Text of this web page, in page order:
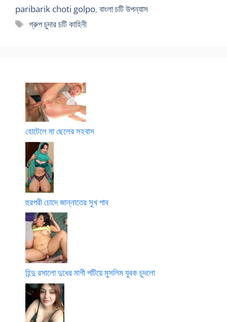
paribarik choti golpo, বাংলা চটি উপন্যাস
Tags
গ্রুপ চুদার চটি কাহিনী
হোটেলে মা ছেলের সহবাস
হুরপরী চোদে জান্নাতের সুখ পাব
হিন্দু রসালো দুধের মাগী পটিয়ে মুসলিম যুবক চুদলো